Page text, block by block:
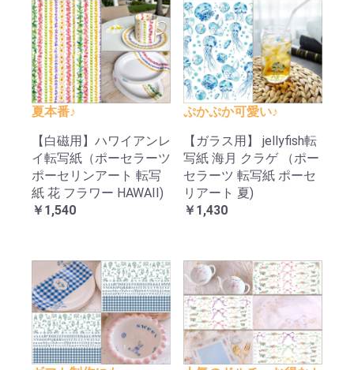
夏本番♪
【白磁用】ハワイアンレ
イ転写紙（ポーセラーツ
ポーセリンアート 転写
紙 花 フラワー HAWAII)
￥1,540
ぷかぷか可愛い♪
【ガラス用】 jellyfish転
写紙 海月 クラゲ （ポー
セラーツ 転写紙 ポーセ
リアート 夏)
￥1,430